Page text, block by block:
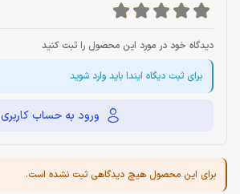
دیدگاه خود در مورد این محصول را ثبت کنید
برای ثبت دیگاه ایندا باید وارد شوید
ورود به حساب کاربری
برای این محصول هیچ دیدگاهی ثبت نشده است.